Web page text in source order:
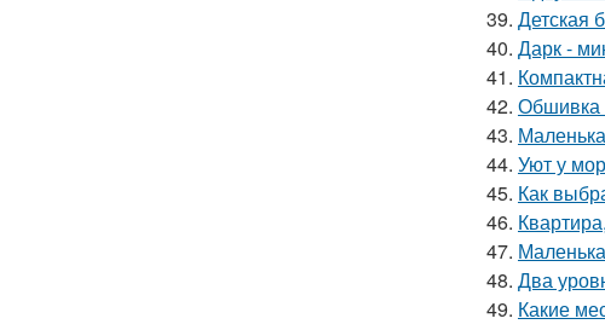
39. Детская
40. Дарк -
41.
42. Обшивка
43.
44. Уют у
45. Как
46.
47.
48. Два
49. Какие